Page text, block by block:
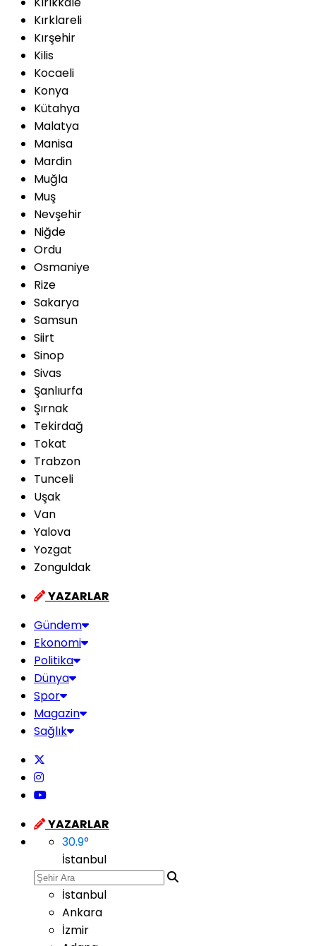
Kırklareli
Kırşehir
Kilis
Kocaeli
Konya
Kütahya
Malatya
Manisa
Mardin
Muğla
Muş
Nevşehir
Niğde
Ordu
Osmaniye
Rize
Sakarya
Samsun
Siirt
Sinop
Sivas
Şanlıurfa
Şırnak
Tekirdağ
Tokat
Trabzon
Tunceli
Uşak
Van
Yalova
Yozgat
Zonguldak
YAZARLAR
Gündem
Ekonomi
Politika
Dünya
Spor
Magazin
Sağlık
YAZARLAR
30.9°
İstanbul
İstanbul
Ankara
İzmir